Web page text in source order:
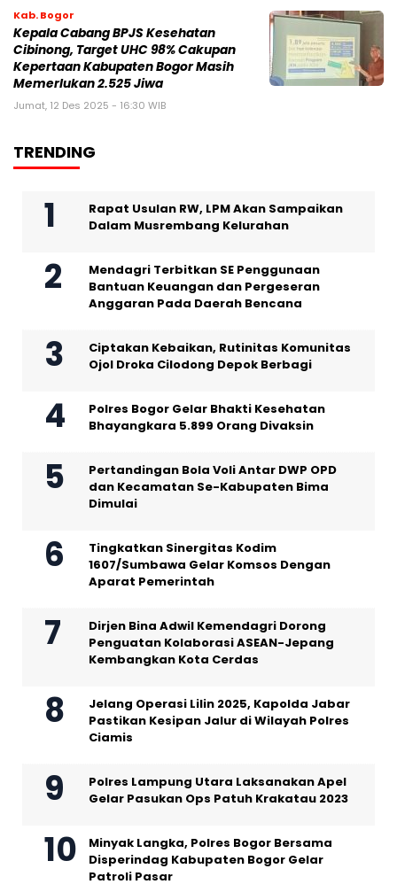
Kab. Bogor
Kepala Cabang BPJS Kesehatan
Cibinong, Target UHC 98% Cakupan
Kepertaan Kabupaten Bogor Masih
Memerlukan 2.525 Jiwa
Jumat, 12 Des 2025 - 16:30 WIB
TRENDING
Rapat Usulan RW, LPM Akan Sampaikan
Dalam Musrembang Kelurahan
Mendagri Terbitkan SE Penggunaan
Bantuan Keuangan dan Pergeseran
Anggaran Pada Daerah Bencana
Ciptakan Kebaikan, Rutinitas Komunitas
Ojol Droka Cilodong Depok Berbagi
Polres Bogor Gelar Bhakti Kesehatan
Bhayangkara 5.899 Orang Divaksin
Pertandingan Bola Voli Antar DWP OPD
dan Kecamatan Se-Kabupaten Bima
Dimulai
Tingkatkan Sinergitas Kodim
1607/Sumbawa Gelar Komsos Dengan
Aparat Pemerintah
Dirjen Bina Adwil Kemendagri Dorong
Penguatan Kolaborasi ASEAN-Jepang
Kembangkan Kota Cerdas
Jelang Operasi Lilin 2025, Kapolda Jabar
Pastikan Kesipan Jalur di Wilayah Polres
Ciamis
Polres Lampung Utara Laksanakan Apel
Gelar Pasukan Ops Patuh Krakatau 2023
Minyak Langka, Polres Bogor Bersama
Disperindag Kabupaten Bogor Gelar
Patroli Pasar